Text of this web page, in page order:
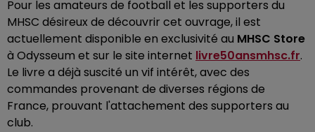
Pour les amateurs de football et les supporters du
MHSC désireux de découvrir cet ouvrage, il est
actuellement disponible en exclusivité au MHSC Store
à Odysseum et sur le site internet livre50ansmhsc.fr.
Le livre a déjà suscité un vif intérêt, avec des
commandes provenant de diverses régions de
France, prouvant l'attachement des supporters au
club.